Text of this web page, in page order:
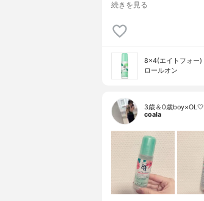
続きを見る
8×4(エイトフォー)
ロールオン
3歳＆0歳boy×OL🤍
coala